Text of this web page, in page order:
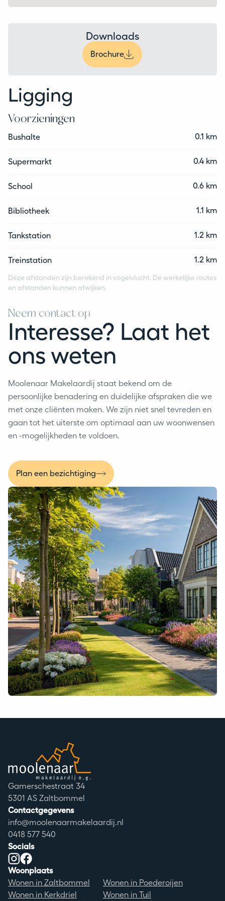
Downloads
Brochure
Ligging
Voorzieningen
Bushalte 0.1 km
Supermarkt 0.4 km
School 0.6 km
Bibliotheek 1.1 km
Tankstation 1.2 km
Treinstation 1.2 km
Deze afstanden zijn berekend in vogelvlucht. De werkelijke routes
en afstanden kunnen afwijken.
Interesse? Laat het
ons weten
Neem contact op
Moolenaar Makelaardij staat bekend om de
persoonlijke benadering en duidelijke afspraken die we
met onze cliënten maken. We zijn niet snel tevreden en
gaan tot het uiterste om optimaal aan uw woonwensen
en -mogelijkheden te voldoen.
Plan een bezichtiging
Moolenaar logo
Adres
Gamerschestraat 34
Postcode
5301 AS Zaltbommel
Contactgegevens
info@moolenaarmakelaardij.nl
0418 577 540
Woonplaats
Wonen in Zaltbommel
Wonen in Kerkdriel
Wonen in Poederoijen
Wonen in Tuil
Socials
Instagram
Facebook